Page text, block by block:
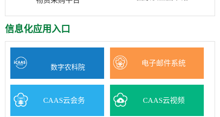
信息化应用入口
数字农科院 电子邮件系统
CAAS云会务 CAAS云视频